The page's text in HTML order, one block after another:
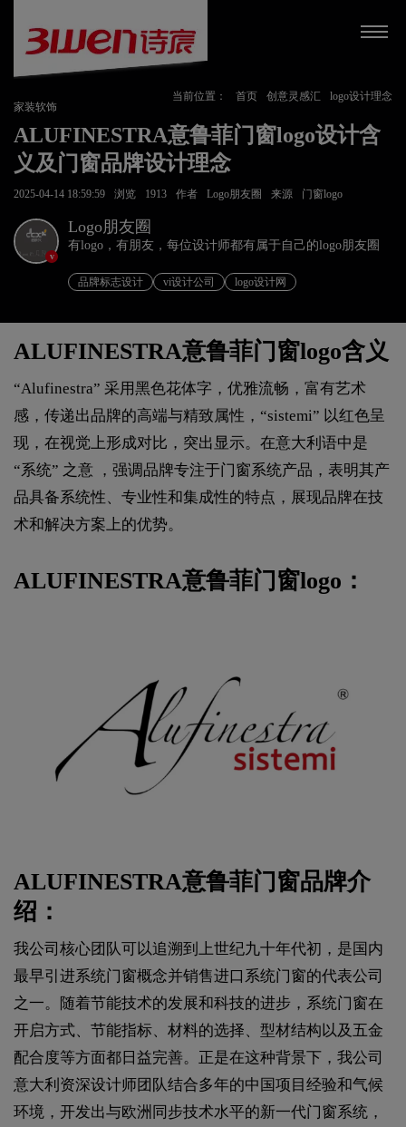
当前位置： 首页 创意灵感汇
logo设计理念
家装软饰
ALUFINESTRA意鲁菲门窗logo设计含
义及门窗品牌设计理念
2025-04-14 18:59:59 浏览 1913 作者 Logo朋友圈 来源 门窗logo
v
Logo朋友圈
有logo，有朋友，每位设计师都有属于自己的logo朋友圈
品牌标志设计 vi设计公司 logo设计网
ALUFINESTRA意鲁菲门窗logo含义
“Alufinestra” 采用黑色花体字，优雅流畅，富有艺术
感，传递出品牌的高端与精致属性，“sistemi” 以红色呈
现，在视觉上形成对比，突出显示。在意大利语中是
“系统” 之意 ，强调品牌专注于门窗系统产品，表明其产
品具备系统性、专业性和集成性的特点，展现品牌在技
术和解决方案上的优势。
ALUFINESTRA意鲁菲门窗logo：
ALUFINESTRA意鲁菲门窗品牌介
绍：
我公司核心团队可以追溯到上世纪九十年代初，是国内
最早引进系统门窗概念并销售进口系统门窗的代表公司
之一。随着节能技术的发展和科技的进步，系统门窗在
开启方式、节能指标、材料的选择、型材结构以及五金
配合度等方面都日益完善。正是在这种背景下，我公司
意大利资深设计师团队结合多年的中国项目经验和气候
环境，开发出与欧洲同步技术水平的新一代门窗系统，